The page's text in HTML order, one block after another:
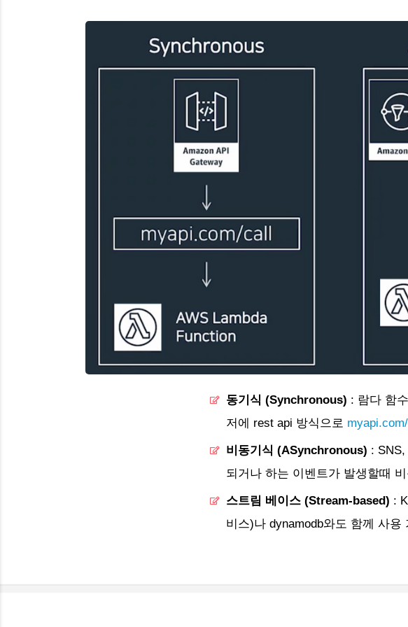
동기식 (Synchronous) : 람다 함
저에 rest api 방식으로
비동기식 (ASynchronous) :
되거나 하는 이벤트가 발생할때
스트림 베이스 (Stream-based) :
비스)나 dynamodb와도 함께 사용